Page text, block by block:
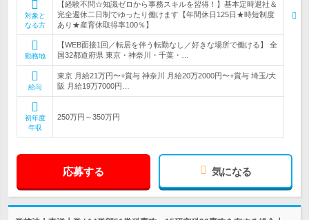
対象と
なる方
【経験不問☆知識ゼロから事務スキルを習得！】基本定時退社＆
完全週休二日制でゆったり働けます【年間休日125日★時短制度
あり★産育休取得率100％】
勤務地
【WEB面接1回／転居を伴う転勤なし／好きな場所で働ける】 全
国32都道府県 東京・神奈川・千葉・…
給与
東京 月給21万円〜+賞与 神奈川 月給20万2000円〜+賞与 埼玉/大
阪 月給19万7000円…
初年度
年収
250万円～350万円
応募する 気になる